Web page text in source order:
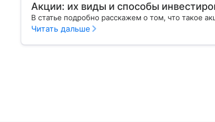
Акции: их виды и способы
В статье подробно расскажем о том, что такое
Читать дальше